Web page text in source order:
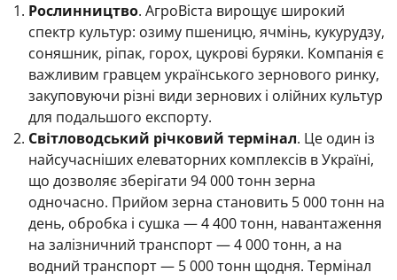
Рослинництво. АгроВіста вирощує широкий
спектр культур: озиму пшеницю, ячмінь, кукурудзу,
соняшник, ріпак, горох, цукрові буряки. Компанія є
важливим гравцем українського зернового ринку,
закуповуючи різні види зернових і олійних культур
для подальшого експорту.
Світловодський річковий термінал. Це один із
найсучасніших елеваторних комплексів в Україні,
що дозволяє зберігати 94 000 тонн зерна
одночасно. Прийом зерна становить 5 000 тонн на
день, обробка і сушка — 4 400 тонн, навантаження
на залізничний транспорт — 4 000 тонн, а на
водний транспорт — 5 000 тонн щодня. Термінал